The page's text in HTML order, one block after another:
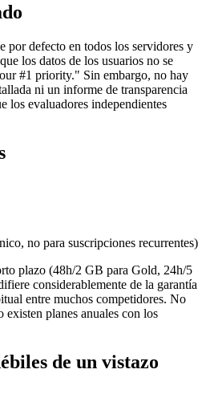
por defecto en todos los servidores y
los datos de los usuarios no se
#1 priority." Sin embargo, no hay
ni un informe de transparencia
los evaluadores independientes
no para suscripciones recurrentes)
plazo (48h/2 GB para Gold, 24h/5
considerablemente de la garantía
entre muchos competidores. No
planes anuales con los
de un vistazo